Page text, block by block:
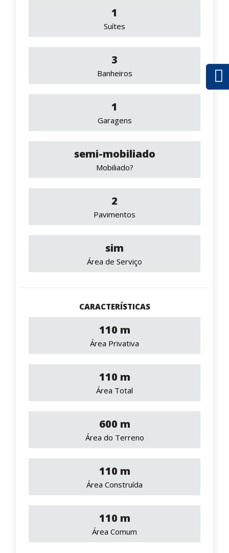
1
Suítes
3
Banheiros
1
Garagens
semi-mobiliado
Mobiliado?
2
Pavimentos
sim
Área de Serviço
CARACTERÍSTICAS
110 m
Área Privativa
110 m
Área Total
600 m
Área do Terreno
110 m
Área Construída
110 m
Área Comum